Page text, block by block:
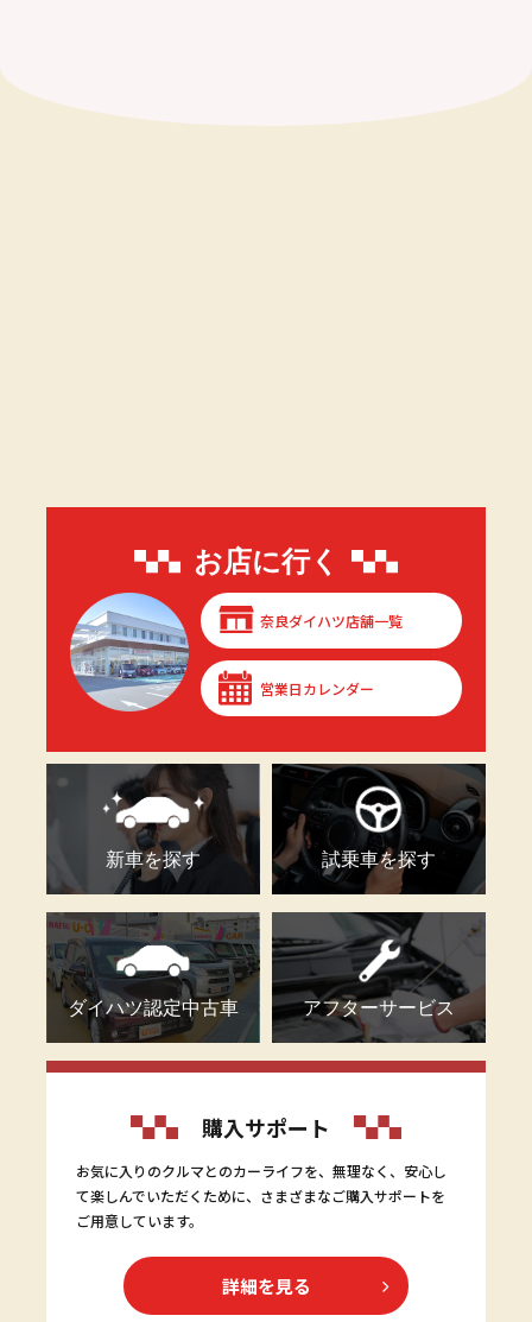
お店に行く
奈良ダイハツ店舗一覧
営業日カレンダー
新車を探す 試乗車を探す
ダイハツ認定中古車 アフターサービス
購入サポート
お気に入りのクルマとのカーライフを、無理なく、安心し
て楽しんでいただくために、さまざまなご購入サポートを
ご用意しています。
詳細を見る